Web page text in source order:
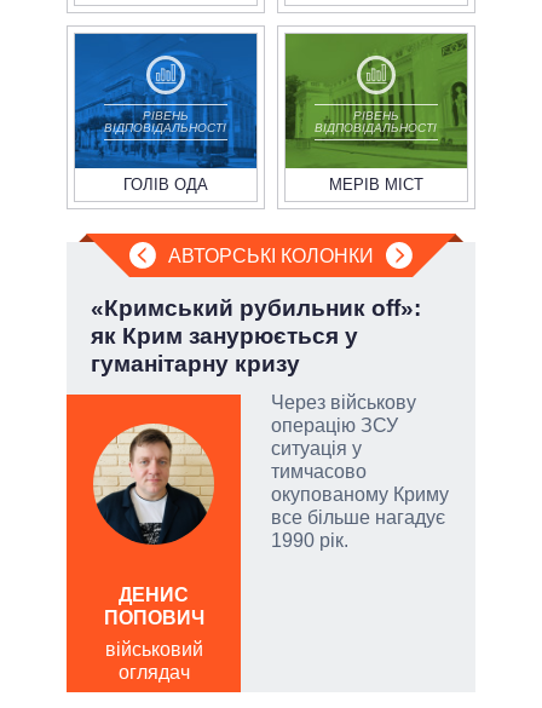
РІВЕНЬ
ВІДПОВІДАЛЬНОСТІ
ГОЛІВ ОДА
РІВЕНЬ
ВІДПОВІДАЛЬНОСТІ
МЕРІВ МІСТ
АВТОРСЬКІ КОЛОНКИ
«Кримський рубильник off»:
як Крим занурюється у
гуманітарну кризу
Через військову
операцію ЗСУ
ситуація у
тимчасово
окупованому Криму
все більше нагадує
1990 рік.
ДЕНИС
ПОПОВИЧ
військовий
оглядач